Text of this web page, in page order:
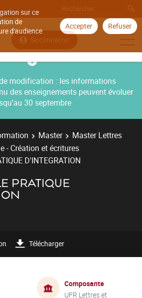
sur ce
de
d'audience
Accepter Refuser
Se connecter
modification : les informations
des enseignements peuvent évoluer
30 septembre
Master
Master Lettres
- Création et écritures
D'INTEGRATION
PRATIQUE
Télécharger
Composante
UFR Lettres et